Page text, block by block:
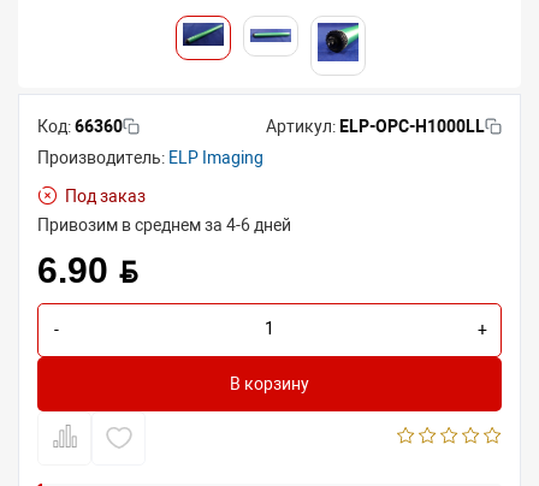
Код:66360 Артикул: ELP-OPC-H1000LL
Производитель: ELP Imaging
Под заказ
Привозим в среднем за 4-6 дней
6.90 BYN
- +
В корзину